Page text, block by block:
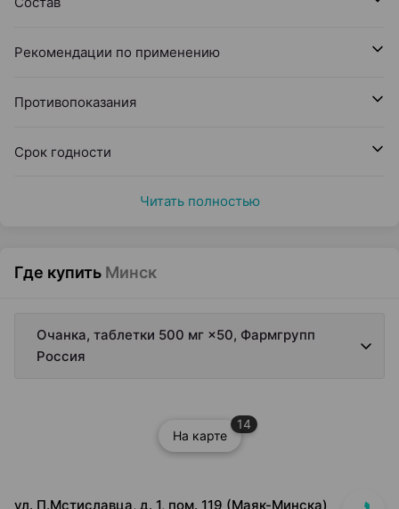
Рекомендации по применению
Противопоказания
Срок годности
Читать полностью
Где купить Минск
Очанка, таблетки 500 мг ×50, Фармгрупп
Россия
На карте
14
ул. П.Мстиславца, д. 1, пом. 119 (Маяк-Минска)